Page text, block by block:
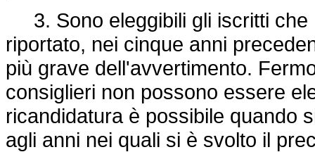
3. Sono eleggibili gli iscritti che
riportato, nei cinque anni
più grave dell'avvertimento.
consiglieri non possono essere
ricandidatura è possibile quando
agli anni nei quali si è svolto il